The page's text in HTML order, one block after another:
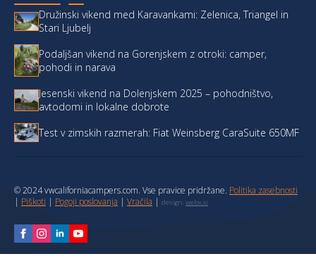
Družinski vikend med Karavankami: Zelenica, Triangel in
Stari Ljubelj
Podaljšan vikend na Gorenjskem z otroki: camper,
pohodi in narava
Jesenski vikend na Dolenjskem 2025 – pohodništvo,
avtodomi in lokalne dobrote
Test v zimskih razmerah: Fiat Weinsberg CaraSuite 650MF
© 2024 vwcaliforniacampers.com. Vse pravice pridržane. Politika zasebnosti
| Piškoti | Pogoji poslovanja | Vračila | design:webx.si